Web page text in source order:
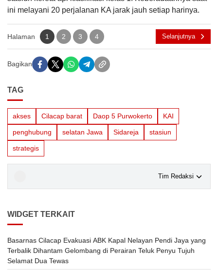
ini melayani 20 perjalanan KA jarak jauh setiap harinya.
Halaman 1 2 3 4 Selanjutnya
Bagikan
TAG
akses Cilacap barat Daop 5 Purwokerto KAI
penghubung selatan Jawa Sidareja stasiun
strategis
Tim Redaksi
WIDGET TERKAIT
Basarnas Cilacap Evakuasi ABK Kapal Nelayan Pendi Jaya yang
Terbalik Dihantam Gelombang di Perairan Teluk Penyu Tujuh
Selamat Dua Tewas